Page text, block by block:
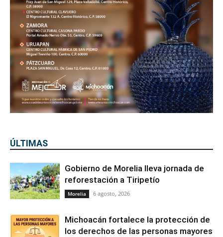
ÚLTIMAS
Gobierno de Morelia lleva jornada de
reforestación a Tiripetío
Morelia 6 agosto, 2026
Michoacán fortalece la protección de
los derechos de las personas mayores